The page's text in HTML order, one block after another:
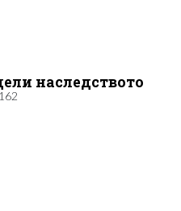
наследството